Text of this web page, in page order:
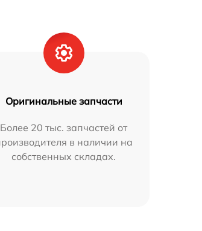
Оригинальные запчасти
Более 20 тыс. запчастей от
в наличии на
собственных складах.